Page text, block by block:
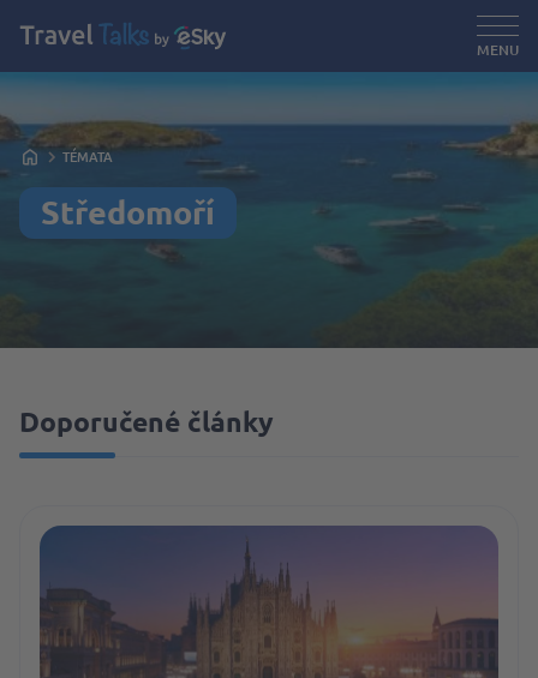
MENU
TÉMATA
Středomoří
Doporučené články